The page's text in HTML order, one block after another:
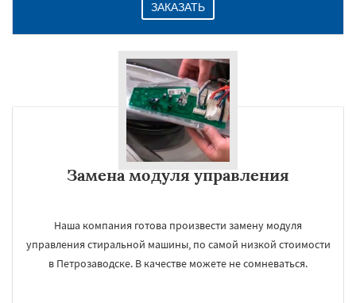
ЗАКАЗАТЬ
Замена модуля управления
Наша компания готова произвести замену модуля
управления стиральной машины, по самой низкой стоимости
в Петрозаводске. В качестве можете не сомневаться.